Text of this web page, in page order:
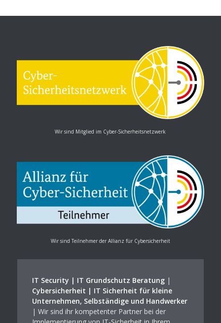
Wir sind Mitglied im Cyber-Sicherheitsnetzwerk
Wir sind Teilnehmer der Allianz für Cybersicherheit
IT Security | IT Grundschutz Beratung|
Cybersicherheit | IT Sicherheit für kleine
Unternehmen, Selbständige und Handwerker
| Wir sind ihr kompetenter Partner bei der